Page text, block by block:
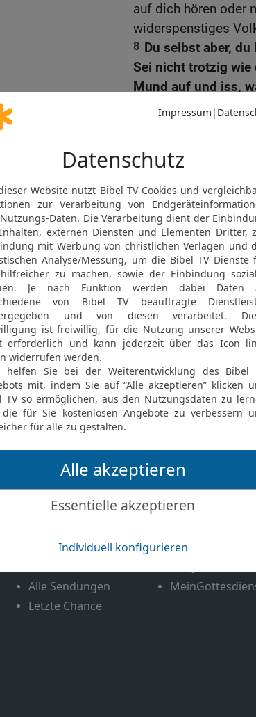
auf dich hören oder
widerspenstiges
8 Du selbst aber,
Sei nicht trotzig wie
Mund auf und iss,
Ich schaute auf
Als die Rolle
Seiten mit Klagen,
vollgeschrieben war.
Gute Nachricht Bibel,
Möchtest du uns Feedback geben?
Bewertung der Bibelthek
FEEDBACK SENDEN
Mediathek
Exklusiv
Alle Sendungen
Letzte Chance
Livestream
Bibel TV Impuls